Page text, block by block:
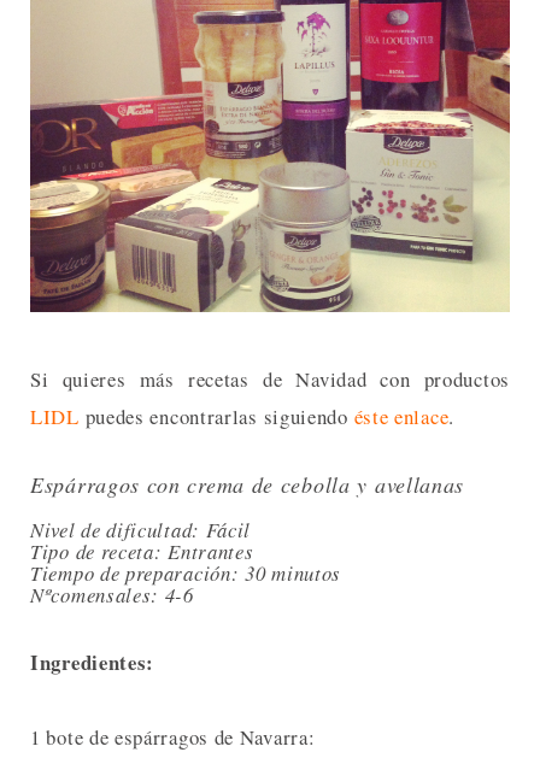
Si quieres más recetas de Navidad con productos
LIDL puedes encontrarlas siguiendo éste enlace.
Espárragos con crema de cebolla y avellanas
Nivel de dificultad: Fácil
Tipo de receta: Entrantes
Tiempo de preparación: 30 minutos
Nºcomensales: 4-6
Ingredientes:
1 bote de espárragos de Navarra: